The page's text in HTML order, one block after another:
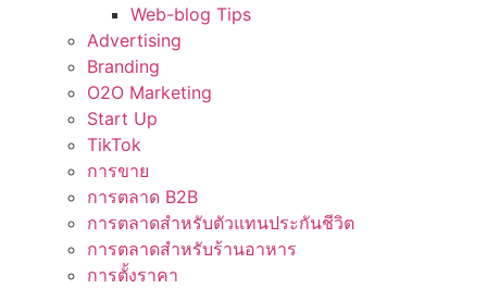
Web-blog Tips
Advertising
Branding
O2O Marketing
Start Up
TikTok
การขาย
การตลาด B2B
การตลาดสำหรับตัวแทนประกันชีวิต
การตลาดสำหรับร้านอาหาร
การตั้งราคา